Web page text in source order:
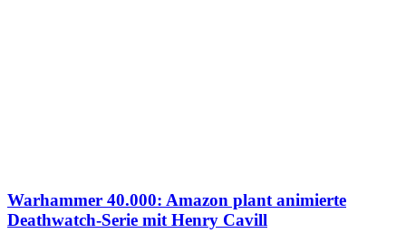
Warhammer 40.000: Amazon plant animierte
Deathwatch-Serie mit Henry Cavill